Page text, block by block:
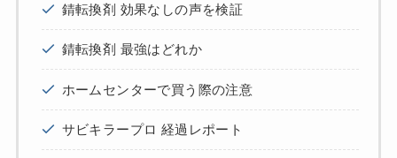
錆転換剤 効果なしの声を検証
錆転換剤 最強はどれか
ホームセンターで買う際の注意
サビキラープロ 経過レポート